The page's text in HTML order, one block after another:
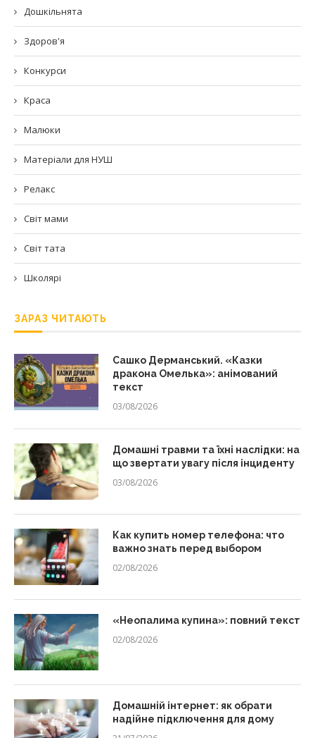
Дошкільнята
Здоров'я
Конкурси
Краса
Малюки
Матеріали для НУШ
Релакс
Світ мами
Світ тата
Школярі
ЗАРАЗ ЧИТАЮТЬ
Сашко Дерманський. «Казки
дракона Омелька»: анімований
текст
03/08/2026
Домашні травми та їхні наслідки: на
що звертати увагу після інциденту
03/08/2026
Как купить номер телефона: что
важно знать перед выбором
02/08/2026
«Неопалима купина»: повний текст
02/08/2026
Домашній інтернет: як обрати
надійне підключення для дому